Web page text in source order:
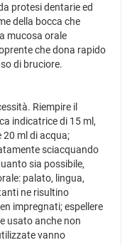
protesi dentarie ed
della bocca che
mucosa orale
che dona rapido
di bruciore.
Riempire il
indicatrice di 15 ml,
20 ml di acqua;
sciacquando
sia possibile,
palato, lingua,
ne risultino
impregnati; espellere
usato anche non
vanno